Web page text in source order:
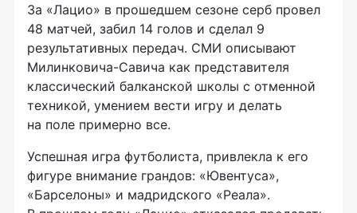
За «Лацио» в прошедшем сезоне серб провел
48 матчей, забил 14 голов и сделал 9
результативных передач. СМИ описывают
Милинковича-Савича как представителя
классический балканской школы с отменной
техникой, умением вести игру и делать
на поле примерно все.
Успешная игра футболиста, привлекла к его
фигуре внимание грандов: «Ювентуса»,
«Барселоны» и мадридского «Реала».